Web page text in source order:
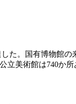
た。国有博物館
立美術館は740か